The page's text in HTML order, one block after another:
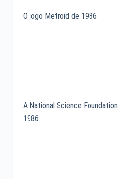
O jogo Metroid de 1986
A National Science
1986